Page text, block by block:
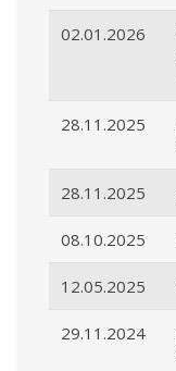
02.01.2026
28.11.2025
28.11.2025
08.10.2025
12.05.2025
29.11.2024